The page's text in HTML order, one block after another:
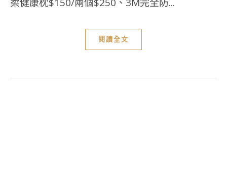
柔健康枕$150/兩個$250、3M完全防...
閱讀全文